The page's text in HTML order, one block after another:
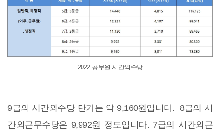
2022 공무원 시간외수당
9급의 시간외수당 단가는 약 9,160원입니다. 8급의 시
간외근무수당은 9,992원 정도입니다. 7급의 시간외근